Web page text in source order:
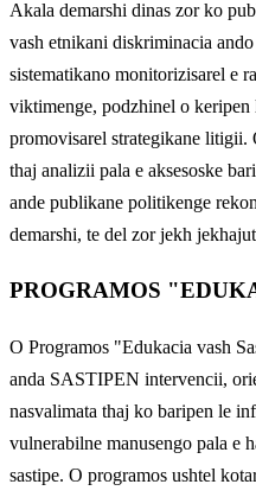
Akala demarshi dinas zor ko
vash etnikani diskriminacia
sistematikano monitorizisarel e
viktimenge, podzhinel o keripen
promovisarel strategikane
thaj analizii pala e aksesoske
ande publikane politikenge
demarshi, te del zor jekh
PROGRAMOS
O Programos "Edukacia vash
anda SASTIPEN intervencii,
nasvalimata thaj ko baripen le
vulnerabilne manusengo pala e
sastipe. O programos ushtel